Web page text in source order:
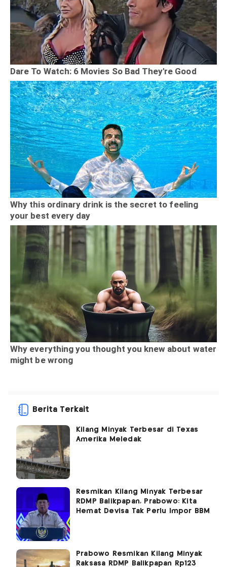
Berita Terkait
Kilang Minyak Terbesar di Texas
Amerika Meledak
Resmikan Kilang Minyak Terbesar
RDMP Balikpapan, Prabowo: Kita
Hemat Devisa Tak Perlu Impor BBM
Prabowo Resmikan Kilang Minyak
Raksasa RDMP Balikpapan Rp123